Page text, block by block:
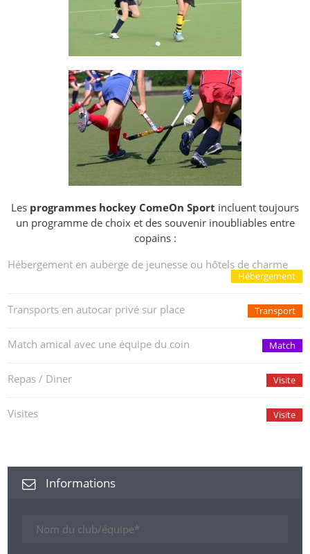
Les programmes hockey ComeOn Sport incluent toujours
un programme de choix et des souvenir inoubliables entre
copains :
Hébergement en auberge de jeunesse ou hôtels de charme
Hébergement
Transports en autocar privé sur place Transport
Match amical avec une équipe du coin Match
Repas / Diner Visite
Visites Visite
Informations